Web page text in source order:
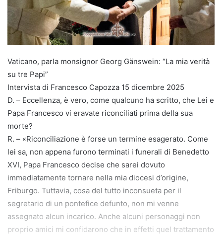
Vaticano, parla monsignor Georg Gänswein: “La mia verità
su tre Papi”
Intervista di Francesco Capozza 15 dicembre 2025
D. – Eccellenza, è vero, come qualcuno ha scritto, che Lei e
Papa Francesco vi eravate riconciliati prima della sua
morte?
R. – «Riconciliazione è forse un termine esagerato. Come
lei sa, non appena furono terminati i funerali di Benedetto
XVI, Papa Francesco decise che sarei dovuto
immediatamente tornare nella mia diocesi d’origine,
Friburgo. Tuttavia, cosa del tutto inconsueta per il
segretario di un pontefice defunto, non mi venne
assegnato alcun incarico. Anche alcuni personaggi non
proprio amici mi confidarono che in effetti quel trattamento